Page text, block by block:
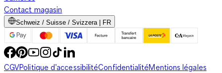
Contact magasin
Schweiz / Suisse / Svizzera | FR
CGVPolitique d’accessibilitéConfidentialitéMentions légales